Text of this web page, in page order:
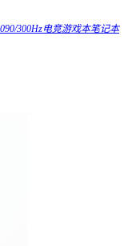
300Hz电竞游戏本笔记本